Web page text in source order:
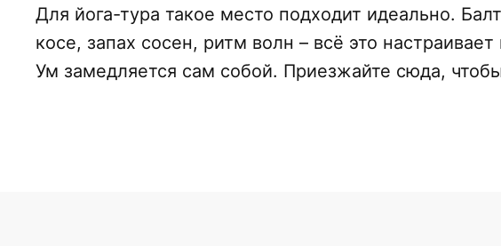
Для йога-тура такое место подходит идеально.
косе, запах сосен, ритм волн – всё это
Ум замедляется сам собой. Приезжайте сюда,